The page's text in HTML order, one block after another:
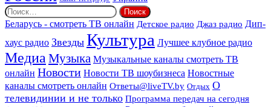
Найти:
Беларусь - смотреть ТВ онлайн Детское радио Джаз радио Дип-
хаус радио Звезды Культура Лучшее клубное радио
Медиа Музыка Музыкальные каналы смотреть ТВ
онлайн Новости Новости ТВ шоубизнеса Новостные
каналы смотреть онлайн Ответы@liveTV.by Отдых О
телевидинии и не только Программа передач на сегодня